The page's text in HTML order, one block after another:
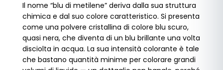
Il nome “blu di metilene” deriva dalla sua struttura
chimica e dal suo colore caratteristico. Si presenta
come una polvere cristallina di colore blu scuro,
quasi nera, che diventa di un blu brillante una volta
disciolta in acqua. La sua intensità colorante è tale
che bastano quantità minime per colorare grandi